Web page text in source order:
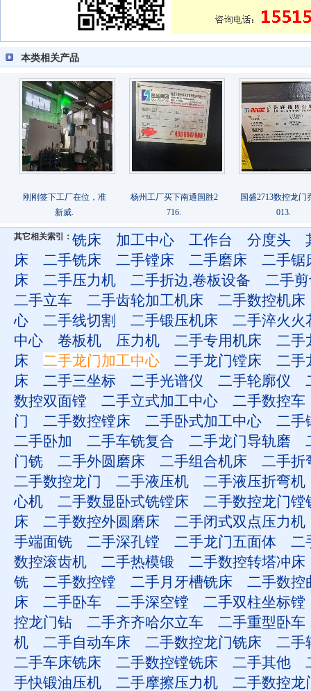
本类相关产品
刚刚签下工厂在位，准
新威.
杨州工厂买下南通国胜2
716.
国盛2713数控龙门
013.
其它相关索引： 铣床 加工中心 工作台 分度头
床
二手铣床 二手镗床 二手磨床
二手锯
床
二手压力机 二手折边,卷板设备
二手
二手立车
二手齿轮加工机床
二手数控机床
心
二手线切割 二手锻压机床
二手淬火火
中心
卷板机 压力机 二手专用机床
二手
床
二手龙门加工中心 二手龙门镗床
二手
床
二手三坐标 二手光谱仪 二手轮廓仪
数控双面镗
二手立式加工中心
二手数控车
门
二手数控镗床 二手卧式加工中心
二手
二手卧加
二手车铣复合 二手龙门导轨磨
门铣
二手外圆磨床 二手组合机床
二手折
二手数控龙门
二手液压机
二手液压折弯机
心机
二手数显卧式铣镗床
二手数控龙门镗
床
二手数控外圆磨床
二手闭式双点压力机
手端面铣
二手深孔镗 二手龙门五面体
二
数控滚齿机
二手热模锻
二手数控转塔冲床
铣
二手数控镗 二手月牙槽铣床
二手数控
床
二手卧车 二手深空镗
二手双柱坐标镗
控龙门钻
二手齐齐哈尔立车
二手重型卧车
机
二手自动车床 二手数控龙门铣床
二手
二手车床铣床
二手数控镗铣床 二手其他
手快锻油压机
二手摩擦压力机
二手数控龙